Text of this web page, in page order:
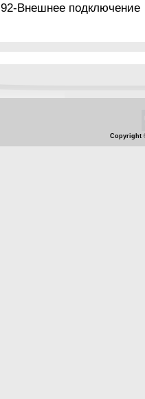
92-Внешнее подключение
Copyright